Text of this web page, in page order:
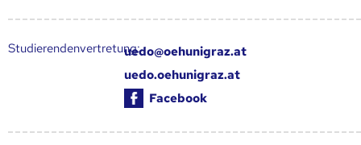
Studierendenvertretung:uedo@oehunigraz.at
uedo.oehunigraz.at
Facebook